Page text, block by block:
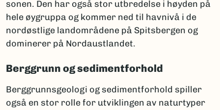
sonen. Den har også stor utbredelse i høyden på
hele øygruppa og kommer ned til havnivå i de
nordøstlige landområdene på Spitsbergen og
dominerer på Nordaustlandet.
Berggrunn og sedimentforhold
Berggrunnsgeologi og sedimentforhold spiller
også en stor rolle for utviklingen av naturtyper